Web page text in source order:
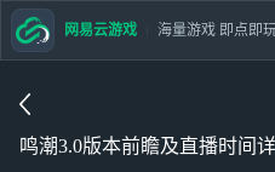
鸣潮3.0版本前瞻及直播时间
网易云游戏 海量游戏 即点即